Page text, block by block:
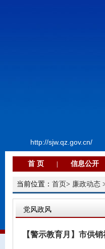
http://sjw.qz.gov.cn/
首 页 信息公开
当前位置： 首页> 廉政动态
党风政风
【警示教育月】市供